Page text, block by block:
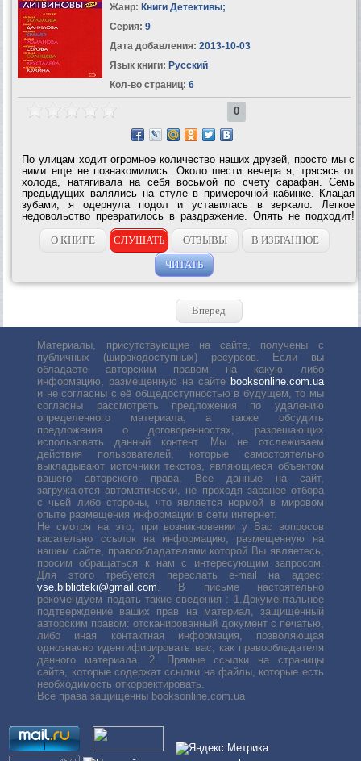
Жанр: Книги Детективы;
Серия: 9
Дата добавления: 2013-10-03
Язык книги: Русский
Кол-во страниц: 6
0
По улицам ходит огромное количество наших друзей, просто мы с
ними еще не познакомились. Около шести вечера я, трясясь от
холода, натягивала на себя восьмой по счету сарафан. Семь
предыдущих валялись на стуле в примерочной кабинке. Клацая
зубами, я одернула подол и уставилась в зеркало. Легкое
недовольство превратилось в раздражение. Опять не подходит!
Ну по какой причине в наших магазинах продают модели,
рассчитанные лишь на очень...
О КНИГЕ СЛУШАТЬ ОТЗЫВЫ
В ИЗБРАННОЕ
ЧИТАТЬ
Вперед
Материалы, присутствующие на сайте, получены с
публичных (широкодоступных) ресурсов. Если вы
обладаете авторским правом на какую либо
информацию, размещенную на сайте booksonline.com.ua
и не согласны с её общедоступностью в будущем, то мы
согласны рассмотреть предложения по удалению
определенного материала, а также обсудить
предложения о договоренностях, разрешающих
использовать данный контент. Мы не отслеживаем
действия пользователей, которые самостоятельно
выкладывают источники текстов, являющиеся объектом
вашего авторского права. Все данные на сайт,
загружаются автоматически, не проходя заранее отбора
с чьей либо стороны, что является нормой в мировом
опыте размещения информации в сети интернет.
Не смотря на это, при возникновении у Вас вопросов
касательно ссылок на информацию, размещенную на
нашем сайте, правообладателями которой Вы являетесь,
просим обращаться к нам с интересующим запросом.
Для этого требуется переслать е-mail на адрес:
vse.biblioteki@gmail.com . В письме настоятельно
рекомендуем подать такие сведения : 1.Документальное
подтверждение ваших прав на материал, защищённый
авторским правом: отсканированный документ с печатью,
либо иная контактная информация, позволяющая
однозначно идентифицировать вас, как правообладателя
данного материала. 2. Прямые ссылки на страницы
сайта, которые содержат ссылки на файлы, которые есть
необходимость откорректировать.
Все права защищенны booksonline.com.ua